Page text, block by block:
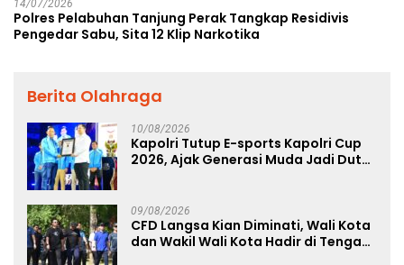
14/07/2026
Polres Pelabuhan Tanjung Perak Tangkap Residivis
Pengedar Sabu, Sita 12 Klip Narkotika
Berita Olahraga
10/08/2026
Kapolri Tutup E-sports Kapolri Cup
2026, Ajak Generasi Muda Jadi Duta
09/08/2026
CFD Langsa Kian Diminati, Wali Kota
dan Wakil Wali Kota Hadir di Tengah